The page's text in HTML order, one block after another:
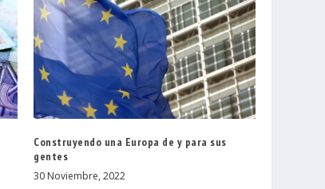
Construyendo una Europa de y para sus
gentes
30 Noviembre, 2022